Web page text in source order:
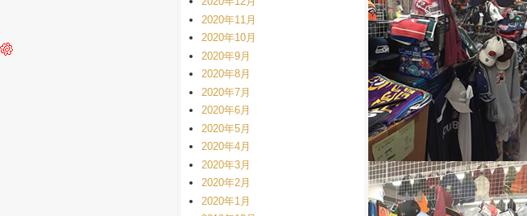
2020年11月
2020年10月
2020年9月
2020年8月
2020年7月
2020年6月
2020年5月
2020年4月
2020年3月
2020年2月
2020年1月